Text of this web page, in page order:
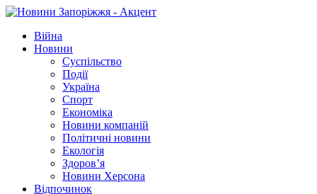
Війна
Новини
Суспільство
Події
Україна
Спорт
Економіка
Новини компаній
Політичні новини
Екологія
Здоров’я
Новини Херсона
Відпочинок